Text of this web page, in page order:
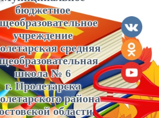
бюджетное
учреждение
средняя
школа № 6
г. Пролетарска
района
области